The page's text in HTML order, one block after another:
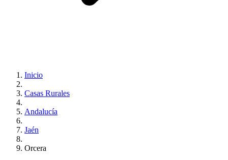
Inicio
Casas Rurales
Andalucía
Jaén
Orcera